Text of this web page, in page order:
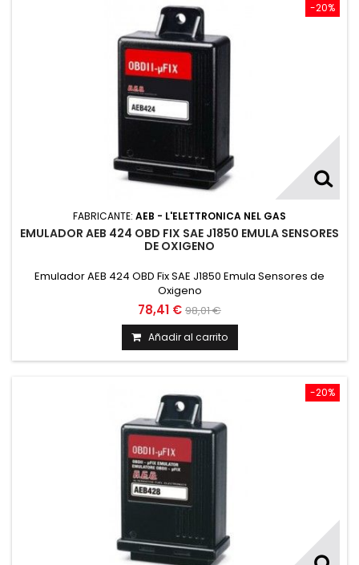
FABRICANTE: AEB - L'ELETTRONICA NEL GAS
EMULADOR AEB 424 OBD FIX SAE J1850 EMULA SENSORES
DE OXIGENO
Emulador AEB 424 OBD Fix SAE J1850 Emula Sensores de
Oxigeno
78,41 € 98,01 €
-20%
Añadir al carrito
-20%